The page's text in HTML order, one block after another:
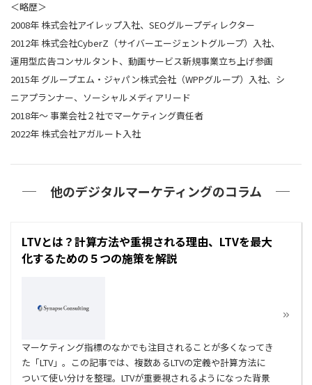
＜略歴＞
2008年 株式会社アイレップ入社、SEOグループディレクター
2012年 株式会社CyberZ（サイバーエージェントグループ）入社、
運用型広告コンサルタント、動画サービス新規事業立ち上げ参画
2015年 グループエム・ジャパン株式会社（WPPグループ）入社、シ
ニアプランナー、ソーシャルメディアリード
2018年～ 事業会社２社でマーケティング責任者
2022年 株式会社アガルート入社
他のデジタルマーケティングのコラム
LTVとは？計算方法や重視される理由、LTVを最大
化するための５つの施策を解説
マーケティング指標のなかでも注目されることが多くなってき
た「LTV」。この記事では、複数あるLTVの定義や計算方法に
ついて使い分けを整理。LTVが重要視されるようになった背景